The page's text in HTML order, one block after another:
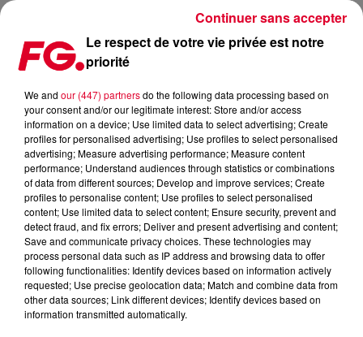
ATTENTION DÉSTOCKAGE MASSIF DE VINYLES EN APPROCHE !
Publié : 25 janvier 2023 à 15h05 par Jean-Baptiste
BLANDIN
Le respect de votre vie privée est notre
priorité
We and our (447) partnersdo the following data processing based on
your consent and/or our legitimate interest: Store and/or access
information on a device; Use limited data to select advertising; Create
profiles for personalised advertising; Use profiles to select personalised
advertising; Measure advertising performance; Measure content
performance; Understand audiences through statistics or combinations
of data from different sources; Develop and improve services; Create
profiles to personalise content; Use profiles to select personalised
content; Use limited data to select content; Ensure security, prevent and
detect fraud, and fix errors; Deliver and present advertising and content;
Save and communicate privacy choices. These technologies may
process personal data such as IP address and browsing data to offer
following functionalities: Identify devices based on information actively
requested; Use precise geolocation data; Match and combine data from
other data sources; Link different devices; Identify devices based on
information transmitted automatically.
Continuer sans accepter